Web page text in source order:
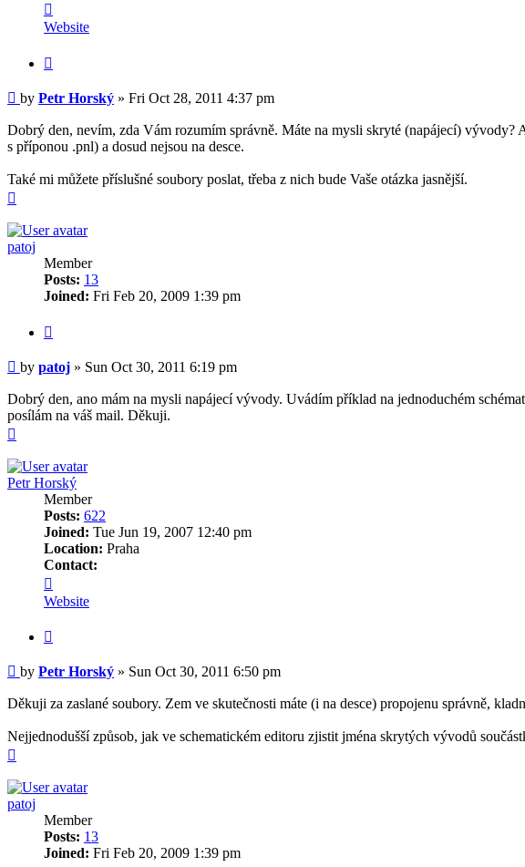
Petr
Horský
Website
Post
by Petr Horský » Fri Oct 28, 2011 4:37 pm
Dobrý den, nevím, zda Vám rozumím správně. Máte na mysli skryté (napájecí)
s příponou .pnl) a dosud nejsou na desce.
Také mi můžete příslušné soubory poslat, třeba z nich bude Vaše otázka jasnější.
patoj
Member
Posts: 13
Joined: Fri Feb 20, 2009 1:39 pm
Post
by patoj » Sun Oct 30, 2011 6:19 pm
Dobrý den, ano mám na mysli napájecí vývody. Uvádím příklad na jednoduchém
posílám na váš mail. Děkuji.
Petr Horský
Member
Posts: 622
Joined: Tue Jun 19, 2007 12:40 pm
Location: Praha
Contact:
Petr
Horský
Website
Post
by Petr Horský » Sun Oct 30, 2011 6:50 pm
Děkuji za zaslané soubory. Zem ve skutečnosti máte (i na desce) propojenu správně,
Nejjednodušší způsob, jak ve schematickém editoru zjistit jména skrytých vývodů
patoj
Member
Posts: 13
Joined: Fri Feb 20, 2009 1:39 pm